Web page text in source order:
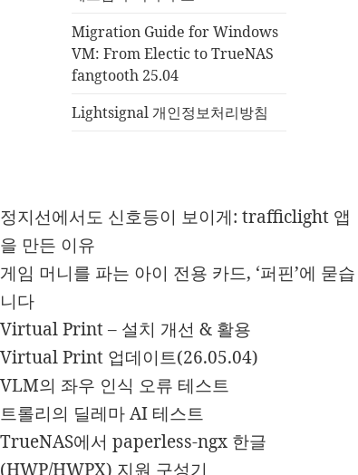
Migration Guide for Windows
VM: From Electic to TrueNAS
fangtooth 25.04
Lightsignal 개인정보처리방침
정지선에서도 신호등이 보이게: trafficlight 앱
을 만든 이유
게임 머니를 파는 아이 전용 카드, ‘퍼핀’에 묻습
니다
Virtual Print – 설치 개선 & 활용
Virtual Print 업데이트(26.05.04)
VLM의 좌우 인식 오류 테스트
트롤리의 딜레마 AI 테스트
TrueNAS에서 paperless-ngx 한글
(HWP/HWPX) 지원 구성기